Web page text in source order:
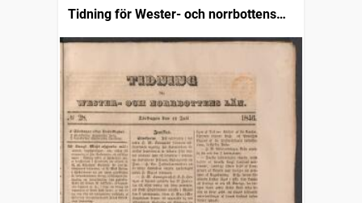
Tidning för Wester- och norrbottens
län